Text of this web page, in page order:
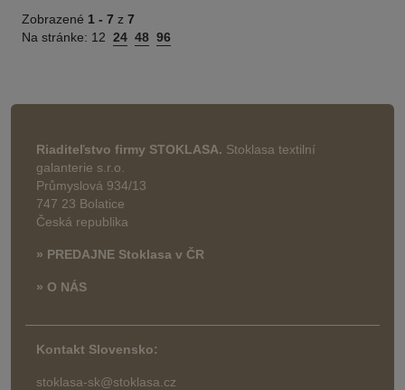
Zobrazené 1 - 7 z 7
Na stránke: 12 24 48 96
Riaditeľstvo firmy STOKLASA. Stoklasa textilní
galanterie s.r.o.
Průmyslová 934/13
747 23 Bolatice
Česká republika
» PREDAJNE Stoklasa v ČR
» O NÁS
Kontakt Slovensko:
stoklasa-sk@stoklasa.cz